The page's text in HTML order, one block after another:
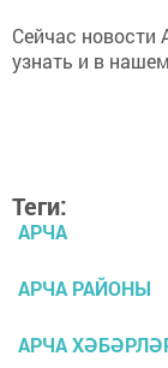
Сейчас новости
узнать и в нашем
Теги:
АРЧА
АРЧА РАЙОНЫ
АРЧА